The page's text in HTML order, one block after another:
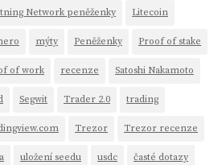
Network peněženky Litecoin
mýty Peněženky Proof of stake
of work recenze Satoshi Nakamoto
Segwit Trader 2.0 trading
Trezor Trezor recenze
uložení seedu usdc časté dotazy